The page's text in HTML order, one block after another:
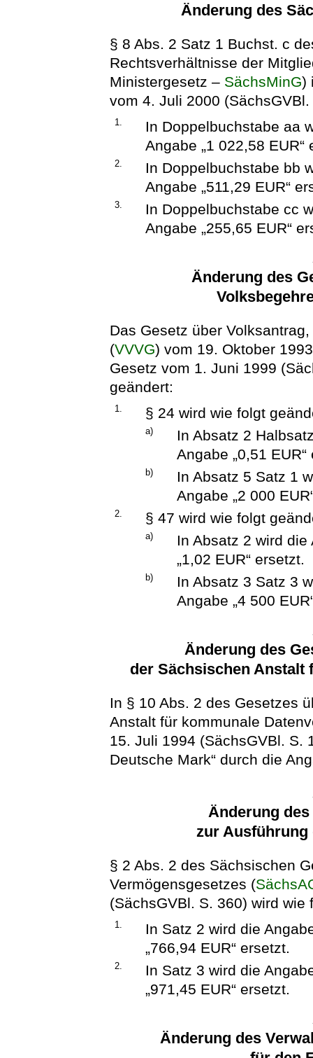
Änderung des
§ 8 Abs. 2 Satz 1 Buchst. c
Rechtsverhältnisse der
Ministergesetz – SächsMinG)
vom 4. Juli 2000
1.
In Doppelbuchstabe aa
Angabe „1 022,58 EUR“
2.
In Doppelbuchstabe bb
Angabe „511,29 EUR“
3.
In Doppelbuchstabe cc
Angabe „255,65 EUR“
Änderung des
Das Gesetz über
(VVVG) vom 19. Oktober
Gesetz vom 1. Juni 1999
geändert:
1. § 24 wird wie folgt
a)
In Absatz 2
Angabe „0,51
b)
In Absatz 5 Satz 1
Angabe „2 000
2. § 47 wird wie folgt
a)
In Absatz 2 wird die
„1,02 EUR“ ersetzt.
b)
In Absatz 3 Satz 3
Angabe „4 500
Änderung des
der Sächsischen Anstalt
In § 10 Abs. 2 des Gesetzes
Anstalt für kommunale
15. Juli 1994 (SächsGVBl. S.
Deutsche Mark“ durch die
Änderung
zur Ausführung
§ 2 Abs. 2 des Sächsischen
Vermögensgesetzes (
(SächsGVBl. S. 360) wird wie
1.
In Satz 2 wird die
„766,94 EUR“ ersetzt.
2.
In Satz 3 wird die
„971,45 EUR“ ersetzt.
Änderung des